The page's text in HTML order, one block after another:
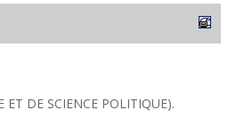
DE SCIENCE POLITIQUE).